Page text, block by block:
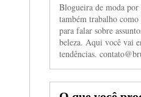
Blogueira de moda por
também trabalho
para falar sobre
beleza. Aqui você vai
tendências.